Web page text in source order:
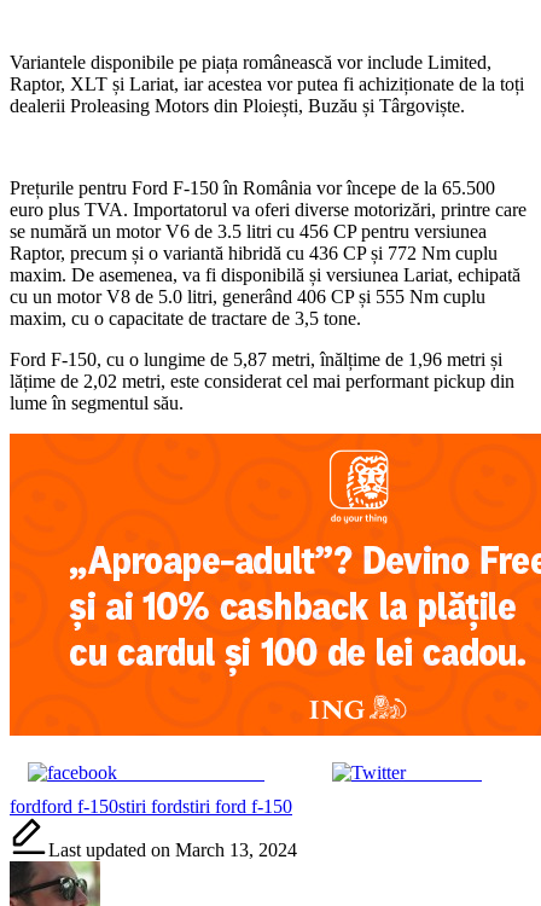
Variantele disponibile pe piața românească vor include Limited,
Raptor, XLT și Lariat, iar acestea vor putea fi achiziționate de la toți
dealerii Proleasing Motors din Ploiești, Buzău și Târgoviște.
Prețurile pentru Ford F-150 în România vor începe de la 65.500
euro plus TVA. Importatorul va oferi diverse motorizări, printre care
se numără un motor V6 de 3.5 litri cu 456 CP pentru versiunea
Raptor, precum și o variantă hibridă cu 436 CP și 772 Nm cuplu
maxim. De asemenea, va fi disponibilă și versiunea Lariat, echipată
cu un motor V8 de 5.0 litri, generând 406 CP și 555 Nm cuplu
maxim, cu o capacitate de tractare de 3,5 tone.
Ford F-150, cu o lungime de 5,87 metri, înălțime de 1,96 metri și
lățime de 2,02 metri, este considerat cel mai performant pickup din
lume în segmentul său.
Post on X
Tags:
fordford f-150stiri fordstiri ford f-150
Last updated on March 13, 2024